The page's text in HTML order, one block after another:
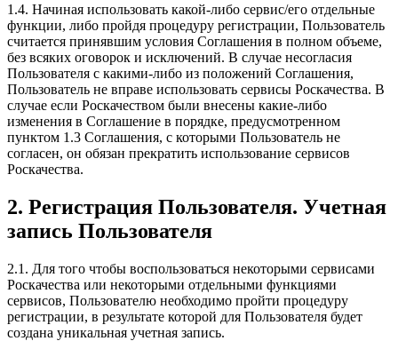
1.4. Начиная использовать какой-либо сервис/его отдельные
функции, либо пройдя процедуру регистрации, Пользователь
считается принявшим условия Соглашения в полном объеме,
без всяких оговорок и исключений. В случае несогласия
Пользователя с какими-либо из положений Соглашения,
Пользователь не вправе использовать сервисы Роскачества. В
случае если Роскачеством были внесены какие-либо
изменения в Соглашение в порядке, предусмотренном
пунктом 1.3 Соглашения, с которыми Пользователь не
согласен, он обязан прекратить использование сервисов
Роскачества.
2. Регистрация Пользователя. Учетная
запись Пользователя
2.1. Для того чтобы воспользоваться некоторыми сервисами
Роскачества или некоторыми отдельными функциями
сервисов, Пользователю необходимо пройти процедуру
регистрации, в результате которой для Пользователя будет
создана уникальная учетная запись.